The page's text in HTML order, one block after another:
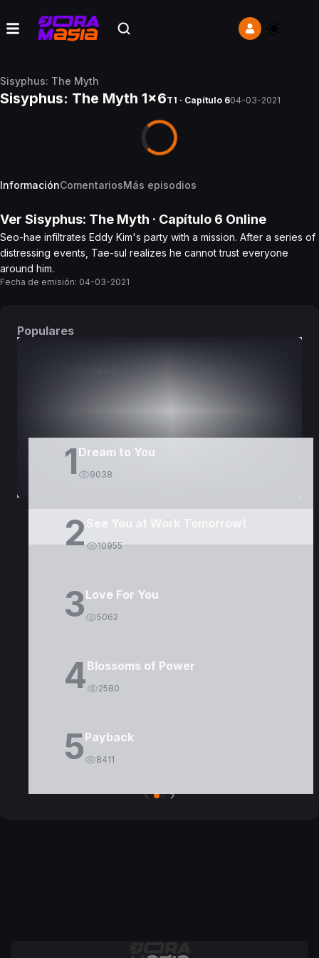
Sisyphus: The Myth
Sisyphus: The Myth 1x6T1 · Capítulo 604-03-2021
InformaciónComentariosMás episodios
Ver Sisyphus: The Myth · Capítulo 6 Online
Seo-hae infiltrates Eddy Kim's party with a mission. After a series of
distressing events, Tae-sul realizes he cannot trust everyone
around him.
Fecha de emisión: 04-03-2021
Populares
1 Dream to You
9038
2 See You at Work Tomorrow!
10955
3Love For You
5062
4Blossoms of Power
2580
5Payback
8411